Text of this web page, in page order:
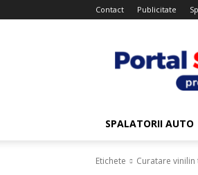
Contact Publicitate
SPALATORII AUTO
Etichete Curatare